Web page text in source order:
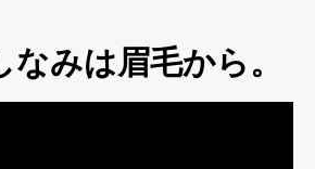
みは眉毛から。